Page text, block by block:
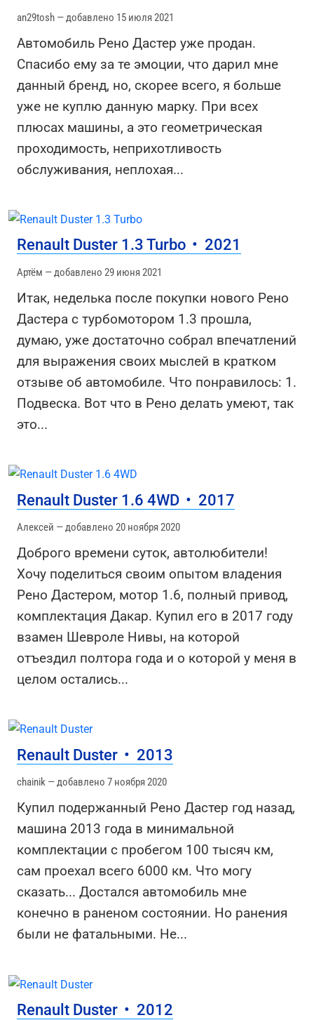
an29tosh — добавлено 15 июля 2021
Автомобиль Рено Дастер уже продан.
Спасибо ему за те эмоции, что дарил мне
данный бренд, но, скорее всего, я больше
уже не куплю данную марку. При всех
плюсах машины, а это геометрическая
проходимость, неприхотливость
обслуживания, неплохая...
Renault Duster 1.3 Turbo • 2021
Артём — добавлено 29 июня 2021
Итак, неделька после покупки нового Рено
Дастера с турбомотором 1.3 прошла,
думаю, уже достаточно собрал впечатлений
для выражения своих мыслей в кратком
отзыве об автомобиле. Что понравилось: 1.
Подвеска. Вот что в Рено делать умеют, так
это...
Renault Duster 1.6 4WD • 2017
Алексей — добавлено 20 ноября 2020
Доброго времени суток, автолюбители!
Хочу поделиться своим опытом владения
Рено Дастером, мотор 1.6, полный привод,
комплектация Дакар. Купил его в 2017 году
взамен Шевроле Нивы, на которой
отъездил полтора года и о которой у меня в
целом остались...
Renault Duster • 2013
chainik — добавлено 7 ноября 2020
Купил подержанный Рено Дастер год назад,
машина 2013 года в минимальной
комплектации с пробегом 100 тысяч км,
сам проехал всего 6000 км. Что могу
сказать... Достался автомобиль мне
конечно в раненом состоянии. Но ранения
были не фатальными. Не...
Renault Duster • 2012